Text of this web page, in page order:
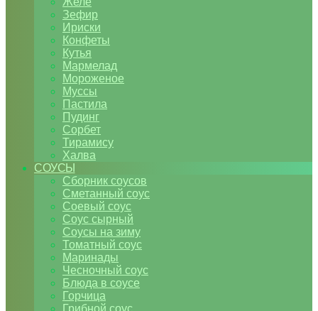
Зефир
Ириски
Конфеты
Кутья
Мармелад
Мороженое
Муссы
Пастила
Пудинг
Сорбет
Тирамису
Халва
СОУСЫ
Сборник соусов
Сметанный соус
Соевый соус
Соус сырный
Соусы на зиму
Томатный соус
Маринады
Чесночный соус
Блюда в соусе
Горчица
Грибной соус